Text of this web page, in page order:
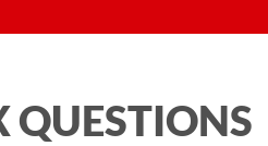
QUESTIONS